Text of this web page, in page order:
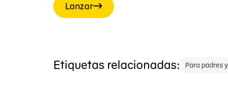
Lanzar
Etiquetas relacionadas: Para padres